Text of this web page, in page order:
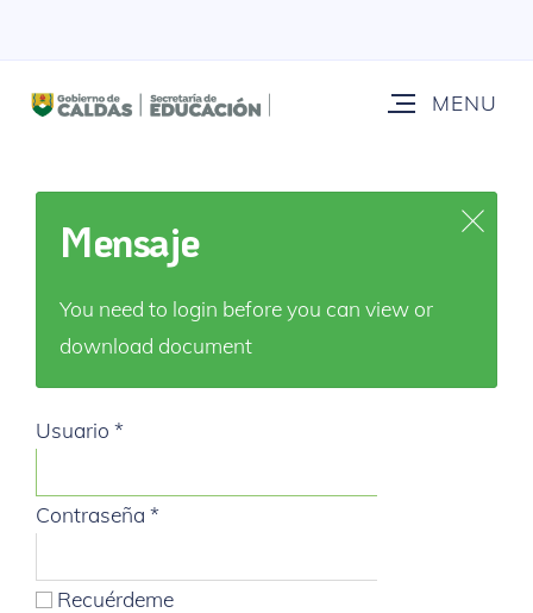
Mensaje
You need to login before you can view or
download document
Usuario *
Contraseña *
Recuérdeme